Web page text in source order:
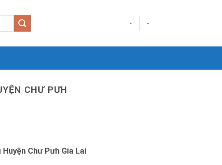
- -
CHƯ PƯH
Chư Pưh Gia Lai